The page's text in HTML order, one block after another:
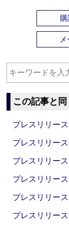
この記事と
プレスリリー
プレスリリー
プレスリリー
プレスリリー
プレスリリー
プレスリリー